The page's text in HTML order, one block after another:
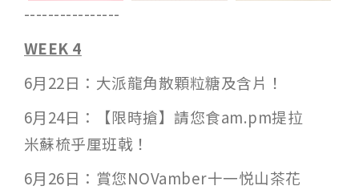
----------------
WEEK 4
6月22日：大派龍角散顆粒糖及含片！
6月24日：【限時搶】請您食am.pm提拉
米蘇梳乎厘班戟！
6月26日：賞您NOVamber十一悦山茶花